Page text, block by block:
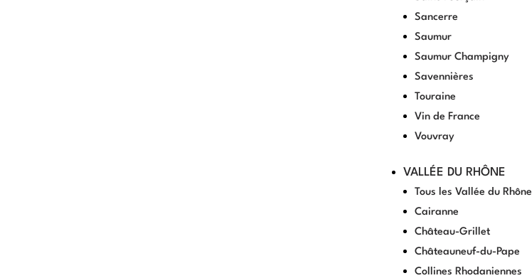
Sancerre
Saumur
Saumur Champigny
Savennières
Touraine
Vin de France
Vouvray
VALLÉE DU RHÔNE
Tous les Vallée du Rhône
Cairanne
Château-Grillet
Châteauneuf-du-Pape
Collines Rhodaniennes